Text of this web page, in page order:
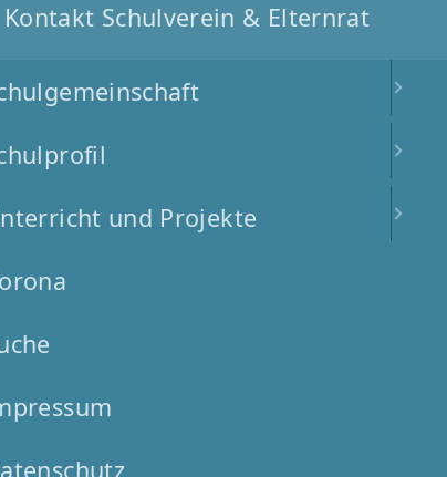
(DGSF)
(i.W.)
für alle Schulen in
Kontakt Schulverein & Elternrat
und Projekte